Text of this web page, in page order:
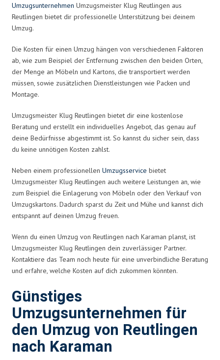
Umzugsunternehmen Umzugsmeister Klug Reutlingen aus
Reutlingen bietet dir professionelle Unterstützung bei deinem
Umzug.
Die Kosten für einen Umzug hängen von verschiedenen Faktoren
ab, wie zum Beispiel der Entfernung zwischen den beiden Orten,
der Menge an Möbeln und Kartons, die transportiert werden
müssen, sowie zusätzlichen Dienstleistungen wie Packen und
Montage.
Umzugsmeister Klug Reutlingen bietet dir eine kostenlose
Beratung und erstellt ein individuelles Angebot, das genau auf
deine Bedürfnisse abgestimmt ist. So kannst du sicher sein, dass
du keine unnötigen Kosten zahlst.
Neben einem professionellen Umzugsservice bietet
Umzugsmeister Klug Reutlingen auch weitere Leistungen an, wie
zum Beispiel die Einlagerung von Möbeln oder den Verkauf von
Umzugskartons. Dadurch sparst du Zeit und Mühe und kannst dich
entspannt auf deinen Umzug freuen.
Wenn du einen Umzug von Reutlingen nach Karaman planst, ist
Umzugsmeister Klug Reutlingen dein zuverlässiger Partner.
Kontaktiere das Team noch heute für eine unverbindliche Beratung
und erfahre, welche Kosten auf dich zukommen könnten.
Günstiges
Umzugsunternehmen für
den Umzug von Reutlingen
nach Karaman